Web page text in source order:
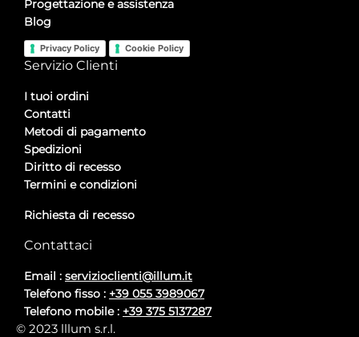
Progettazione e assistenza
Blog
Privacy Policy Cookie Policy
Servizio Clienti
I tuoi ordini
Contatti
Metodi di pagamento
Spedizioni
Diritto di recesso
Termini e condizioni
Richiesta di recesso
Contattaci
Email : servizioclienti@illum.it
Telefono fisso : +39 055 3989067
Telefono mobile : +39 375 5137287
© 2023 lllum s.r.l.